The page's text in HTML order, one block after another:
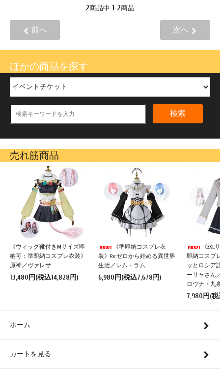
2商品中 1-2商品
前へ 次へ
ほかの商品を探す
検索
売れ筋商品
《ウィッグ靴付きMサイズ即
納可：準即納コスプレ衣装》
原神／ヴァレサ
13,480円(税込14,828円)
《準即納コスプレ衣
装》Re:ゼロから始める異世界
生活／レム・ラム
6,980円(税込7,678円)
《
即納コスプ
ッとロシア
ーリャさん
ロヴナ・九
7,980円(
ホーム
カートを見る